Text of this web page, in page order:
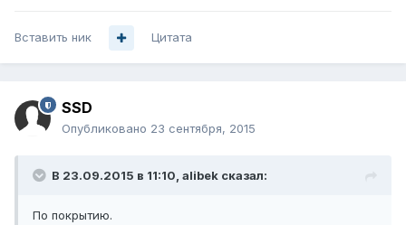
Вставить ник Цитата
SSD
Опубликовано 23 сентября, 2015
В 23.09.2015 в 11:10, alibek сказал:
По покрытию.